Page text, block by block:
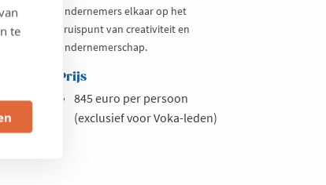
te
ondernemers elkaar op het
kruispunt van creativiteit en
ondernemerschap.
Prijs
845 euro per persoon
(exclusief voor Voka-leden)